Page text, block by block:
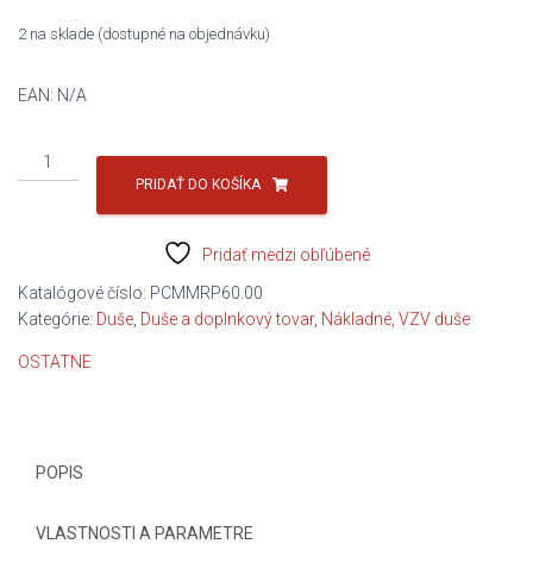
2 na sklade (dostupné na objednávku)
EAN: N/A
množstvo
duša
/10-
15/
PRIDAŤ DO KOŠÍKA
Pridať medzi obľúbené
Katalógové číslo: PCMMRP60.00
Kategórie: Duše Duše a doplnkový tovar, Nákladné, VZV duše
OSTATNE
POPIS
VLASTNOSTI A PARAMETRE